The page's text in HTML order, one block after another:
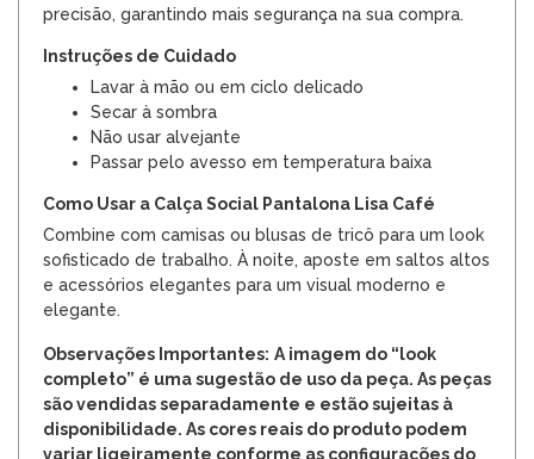
precisão, garantindo mais segurança na sua compra.
Instruções de Cuidado
Lavar à mão ou em ciclo delicado
Secar à sombra
Não usar alvejante
Passar pelo avesso em temperatura baixa
Como Usar a Calça Social Pantalona Lisa Café
Combine com camisas ou blusas de tricô para um look
sofisticado de trabalho. À noite, aposte em saltos altos
e acessórios elegantes para um visual moderno e
elegante.
Observações Importantes: A imagem do “look
completo” é uma sugestão de uso da peça. As peças
são vendidas separadamente e estão sujeitas à
disponibilidade. As cores reais do produto podem
variar ligeiramente conforme as configurações do